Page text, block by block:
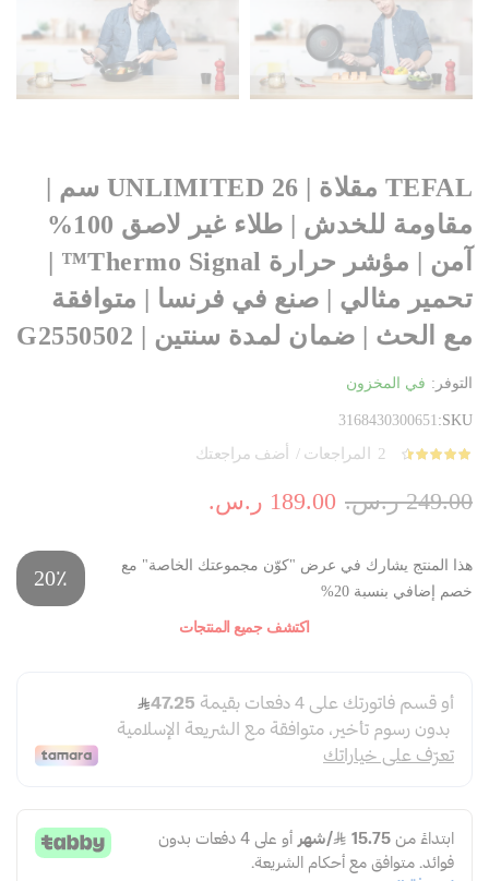
TEFAL مقلاة | UNLIMITED 26 سم |
مقاومة للخدش | طلاء غير لاصق 100%
آمن | مؤشر حرارة Thermo Signal™ |
تحمير مثالي | صنع في فرنسا | متوافقة
مع الحث | ضمان لمدة سنتين | G2550502
التوفر: في المخزون
SKU
3168430300651
التقييم:
2 المراجعات أضف مراجعتك
189.00 ر.س.‏ 249.00 ر.س.‏
هذا المنتج يشارك في عرض "كوّن مجموعتك الخاصة" مع
خصم إضافي بنسبة 20%
20٪
اكتشف جميع المنتجات